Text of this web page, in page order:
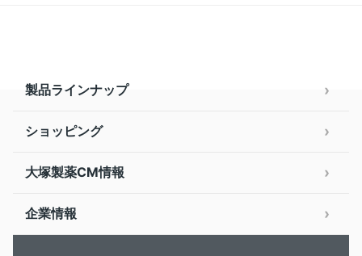
製品ラインナップ
ショッピング
大塚製薬CM情報
企業情報